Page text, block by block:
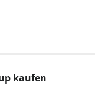
kaufen